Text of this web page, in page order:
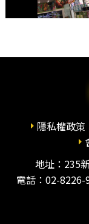
隱私權政策
地址：235
電話： 02-8226-